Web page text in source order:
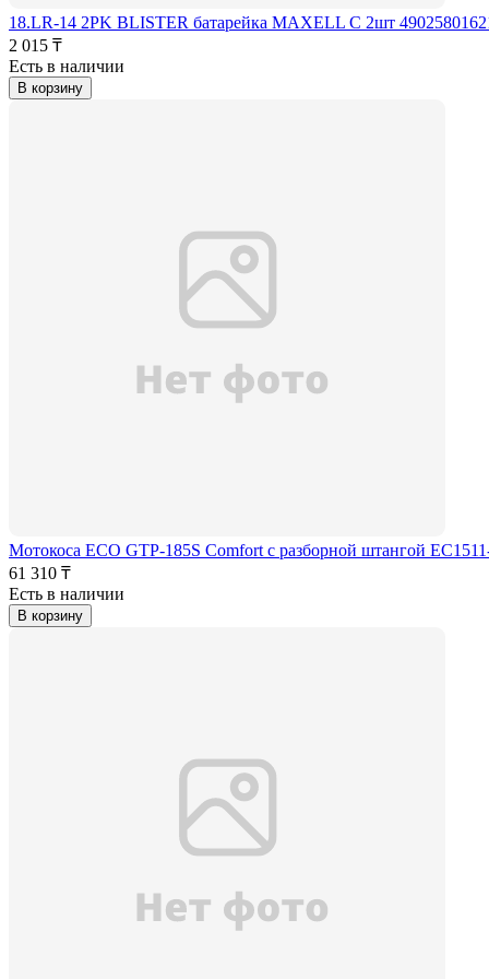
18.LR-14 2PK BLISTER батарейка MAXELL C 2шт
2 015 ₸
Есть в наличии
В корзину
Мотокоса ECO GTP-185S Comfort с разборной штангой
61 310 ₸
Есть в наличии
В корзину